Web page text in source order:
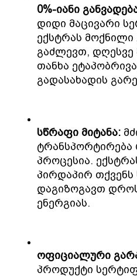
0%-იანი
დიდი მაცივარი
ექსტრას მოქნილი
გაძლევთ, დღესვე
თანხა
გადასახადის
სწრაფი მიტანა:
პროცესია.
პირდაპირ
დაგიზოგავთ
ენერგიას.
ოფიციალური
პროდუქტი